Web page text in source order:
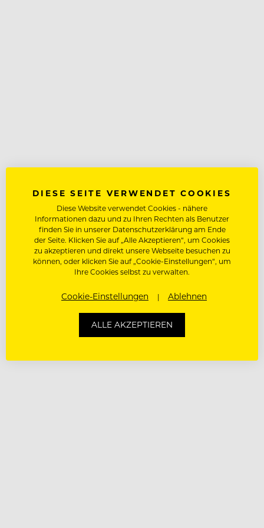
DIESE SEITE VERWENDET COOKIES
Diese Website verwendet Cookies - nähere
Informationen dazu und zu Ihren Rechten als Benutzer
finden Sie in unserer Datenschutzerklärung am Ende
der Seite. Klicken Sie auf „Alle Akzeptieren“, um Cookies
zu akzeptieren und direkt unsere Webseite besuchen zu
können, oder klicken Sie auf „Cookie-Einstellungen“, um
Ihre Cookies selbst zu verwalten.
Cookie-Einstellungen Ablehnen
ALLE AKZEPTIEREN